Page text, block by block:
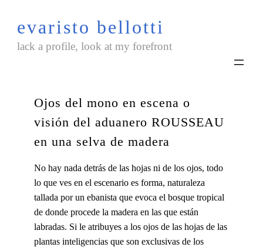
contenidoevaristo bellotti
lack a profile, look at my forefront
Ojos del mono en escena o
visión del aduanero ROUSSEAU
en una selva de madera
No hay nada detrás de las hojas ni de los ojos, todo
lo que ves en el escenario es forma, naturaleza
tallada por un ebanista que evoca el bosque tropical
de donde procede la madera en las que están
labradas. Si le atribuyes a los ojos de las hojas de las
plantas inteligencias que son exclusivas de los